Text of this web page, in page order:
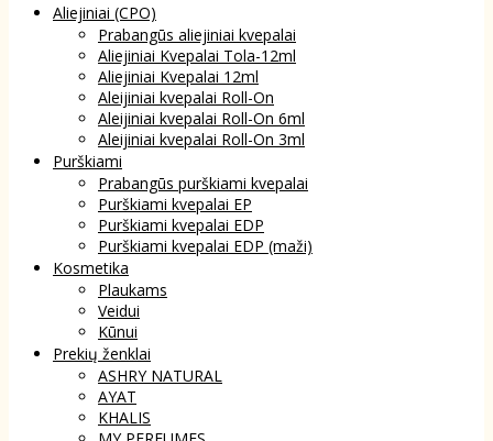
Aliejiniai (CPO)
Prabangūs aliejiniai kvepalai
Aliejiniai Kvepalai Tola-12ml
Aliejiniai Kvepalai 12ml
Aleijiniai kvepalai Roll-On
Aleijiniai kvepalai Roll-On 6ml
Aleijiniai kvepalai Roll-On 3ml
Purškiami
Prabangūs purškiami kvepalai
Purškiami kvepalai EP
Purškiami kvepalai EDP
Purškiami kvepalai EDP (maži)
Kosmetika
Plaukams
Veidui
Kūnui
Prekių ženklai
ASHRY NATURAL
AYAT
KHALIS